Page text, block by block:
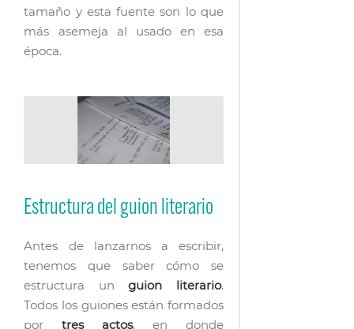
tamaño y esta fuente son lo que
más asemeja al usado en esa
época.
Estructura del guion literario
Antes de lanzarnos a escribir,
tenemos que saber cómo se
estructura unguion literario.
Todos los guiones están formados
portres actos, en donde